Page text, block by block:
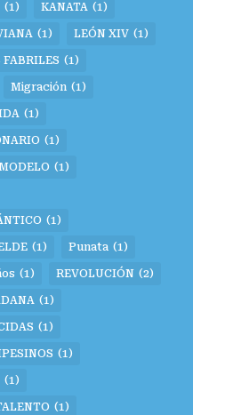
(1) KANATA (1)
(1) LEÓN XIV (1)
FABRILES (1)
Migración (1)
(1)
(1)
(1)
(1)
(1) Punata (1)
(1) REVOLUCIÓN (2)
(1)
(1)
(1)
(1)
(1)